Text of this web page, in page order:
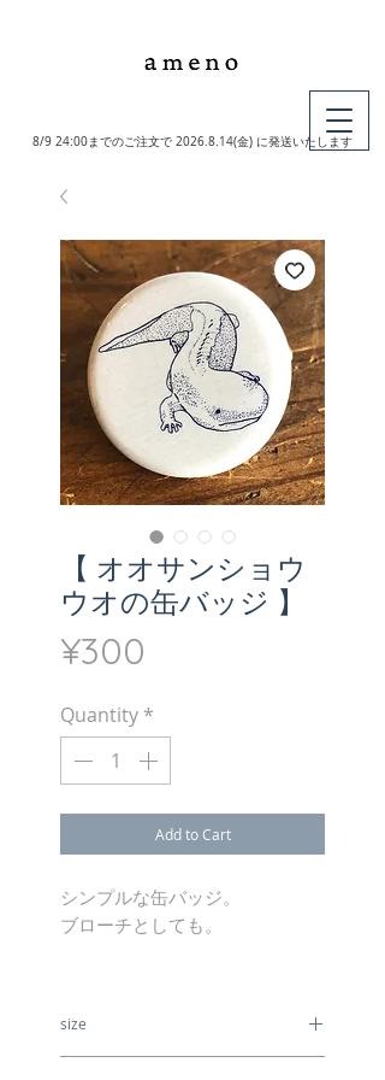
8/9 24:00までのご注文で 2026.8.14(金) に発送いたします
【 オオサンショウ
ウオの缶バッジ 】
¥300
Quantity *
Add to Cart
シンプルな缶バッジ。
ブローチとしても。
size